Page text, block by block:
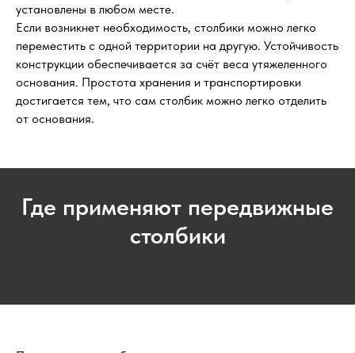
установлены в любом месте.
Если возникнет необходимость, столбики можно легко
переместить с одной территории на другую. Устойчивость
конструкции обеспечивается за счёт веса утяжеленного
основания. Простота хранения и транспортировки
достигается тем, что сам столбик можно легко отделить
от основания.
Где применяют передвижные
столбики